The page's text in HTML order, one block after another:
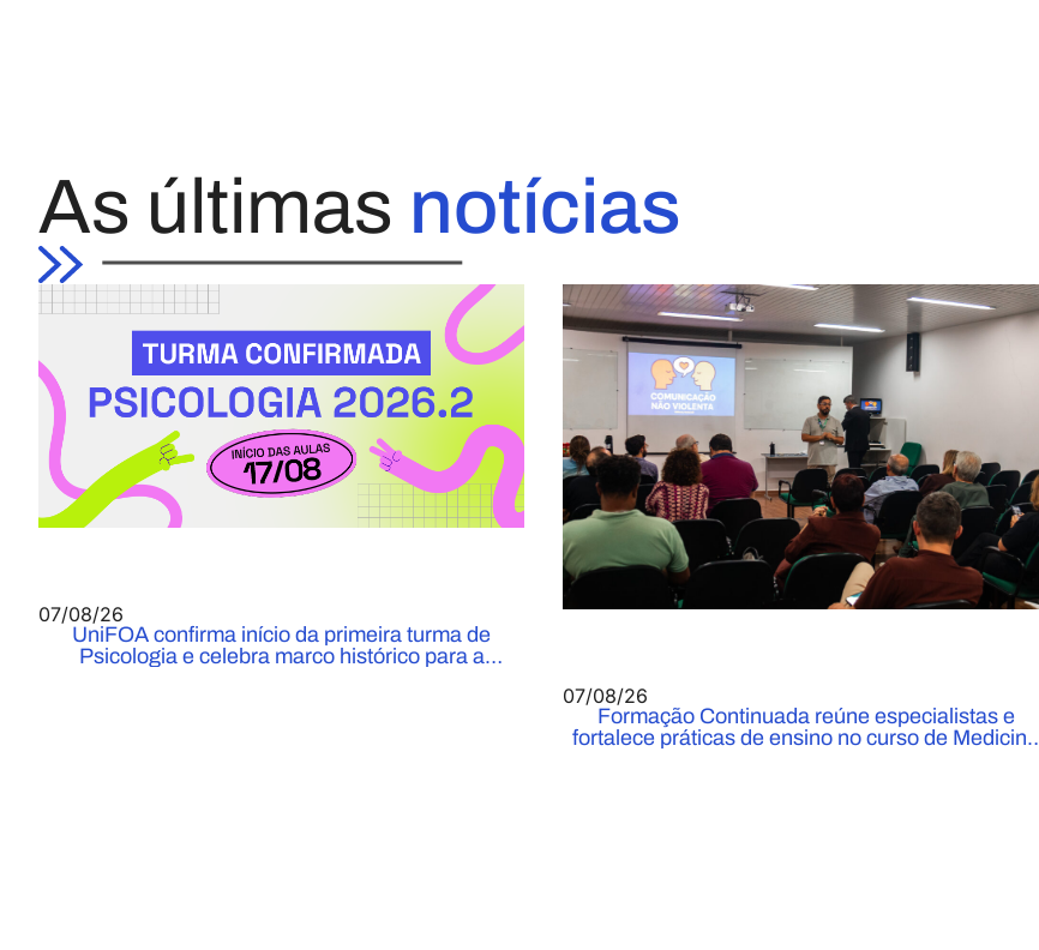
As últimas notícias
07/08/26
UniFOA confirma início da primeira turma de
Psicologia e celebra marco histórico para a
07/08/26
Formação Continuada reúne especialistas e
fortalece práticas de ensino no curso de Medicina